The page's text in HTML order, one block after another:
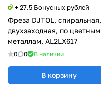
+ 27.5 Бонусных рублей
Фреза DJTOL, спиральная,
двухзаходная, по цветным
металлам, AL2LX617
0 0 В наличии
В корзину